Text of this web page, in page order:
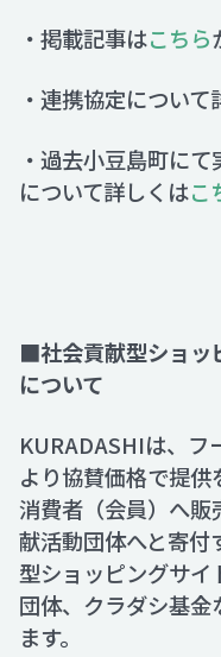
・掲載記事はこちら
・連携協定について
・過去小豆島町に
について詳しくはこ
■社会貢献型ショッ
について
KURADASHIは、フ
より協賛価格で提
消費者（会員）へ
献活動団体へと寄付
型ショッピングサイ
団体、クラダシ基金
ます。